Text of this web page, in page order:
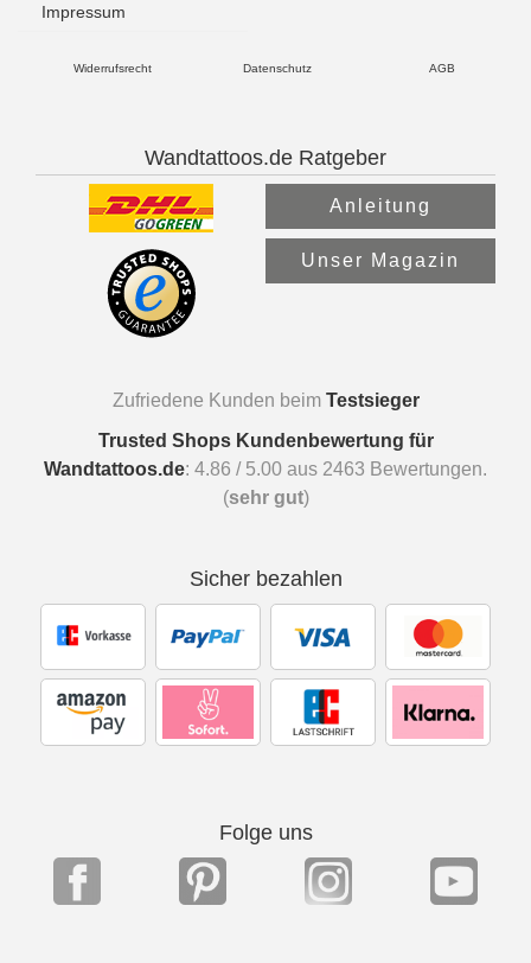
Impressum
Widerrufsrecht Datenschutz AGB
Wandtattoos.de Ratgeber
Anleitung
Unser Magazin
Zufriedene Kunden beim Testsieger
Trusted Shops Kundenbewertung für
Wandtattoos.de: 4.86 / 5.00 aus 2463 Bewertungen.
(sehr gut)
Sicher bezahlen
Folge uns